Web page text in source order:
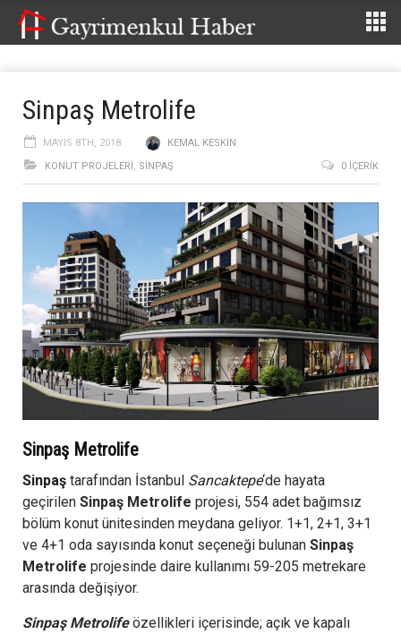
Sinpaş Metrolife
MAYIS 8TH, 2018
KEMAL KESKIN
KONUT PROJELERI, SINPAŞ 0 İÇERIK
Sinpaş Metrolife
Sinpaş tarafından İstanbul Sancaktepe‘de hayata
geçirilen Sinpaş Metrolife projesi, 554 adet bağımsız
bölüm konut ünitesinden meydana geliyor. 1+1, 2+1, 3+1
ve 4+1 oda sayısında konut seçeneği bulunan Sinpaş
Metrolife projesinde daire kullanımı 59-205 metrekare
arasında değişiyor.
Sinpaş Metrolifeözellikleri içerisinde; açık ve kapalı